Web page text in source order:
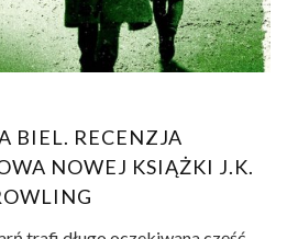
BIEL. RECENZJA
NOWEJ KSIĄŻKI J.K.